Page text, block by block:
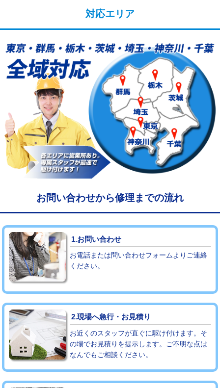
用/3ｍまで)
給水管工事※（塩ビ管（VP・HI）使
用（追加）/3ｍ超え)
+8,800円
給水管工事※（ライニング鋼管・銅
管・ポリ管・HT管使用/3ｍまで)
44,000円
給水管工事※（ライニング鋼管・銅
管・ポリ管・HT管使用/3ｍ超え)
+8,800円
マス交換（土の掘削・埋め戻し作業） 11,000円~
マス交換（深さ50㎝未満） 55,000円
マス交換（深さ50㎝以上） 66,000円
コンクリート斫り（厚さ10㎝まで） 27,500円
コンクリート斫り（厚さ10㎝超え）
モルタル補修（厚さ10㎝まで） 27,500円
モルタル補修（厚さ10㎝超え）
追加人工 16,500円
廃棄・処分 現場見積
※給水管工事は20mmまでの価格です。
対応エリア
お問い合わせから修理までの流れ
1.お問い合わせ
お電話または問い合わせフォームよりご連絡
ください。
2.現場へ急行・お見積り
お近くのスタッフが直ぐに駆け付けます。そ
の場でお見積りを提示します。ご不明な点は
なんでもご相談ください。